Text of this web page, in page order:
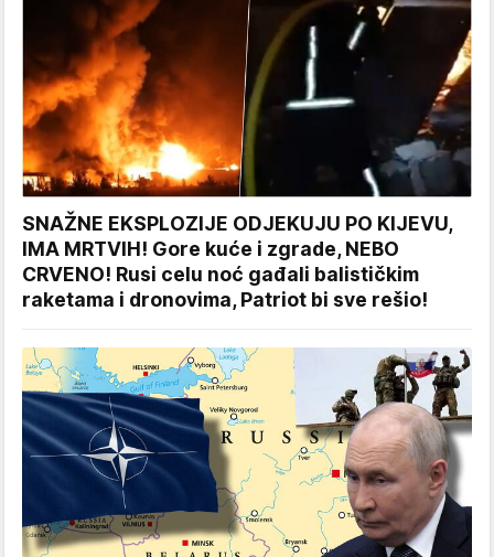
SNAŽNE EKSPLOZIJE ODJEKUJU PO KIJEVU,
IMA MRTVIH! Gore kuće i zgrade, NEBO
CRVENO! Rusi celu noć gađali balističkim
raketama i dronovima, Patriot bi sve rešio!